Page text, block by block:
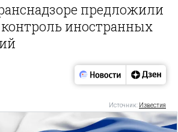
предложили
иностранных
Источник: Известия